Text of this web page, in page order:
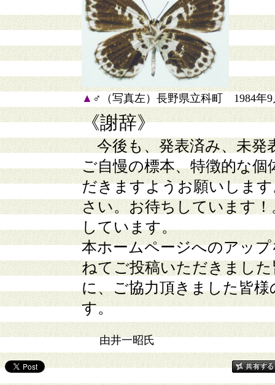
▲ ♂（写真左）長野県立科町 1984
《謝辞》
今後も、発表済み、未発
ご自慢の標本、特徴的な
だきますようお願いしま
さい。お待ちしています
しています。
本ホームページへのアッ
ねてご投稿いただきまし
に、ご協力頂きました皆
す。
由井一昭氏